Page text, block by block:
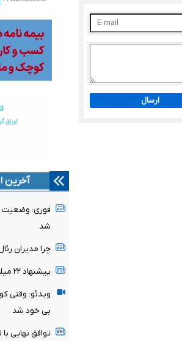
ارسال
آخرین
فوری: وضعیت
شد
چرا مدیران
پیشنهاد ۲۲ میلیونی تغییر نمی‌کند
ویدئو: وقتی
بی خود شد